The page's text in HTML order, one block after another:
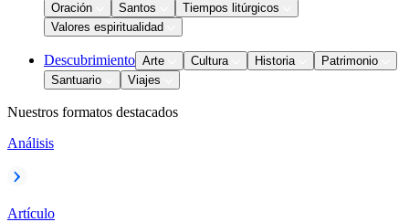
Oración
Santos
Tiempos litúrgicos
Valores espiritualidad
Descubrimiento Arte Cultura Historia
Patrimonio
Santuario
Viajes
Nuestros formatos destacados
Análisis
Artículo